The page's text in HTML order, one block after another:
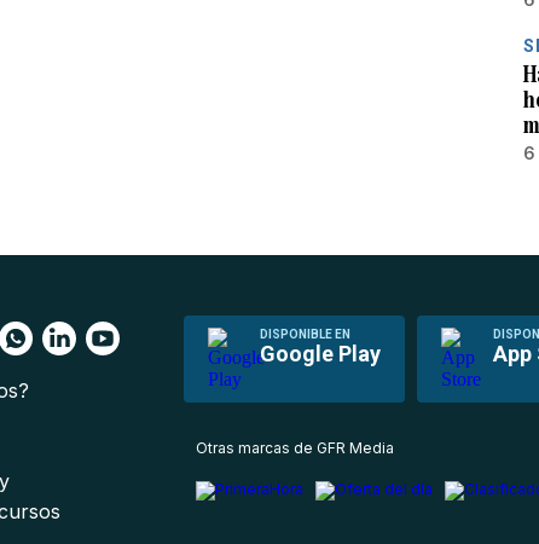
6
DISPONIBLE EN
Google Play App
Otras marcas de GFR Media